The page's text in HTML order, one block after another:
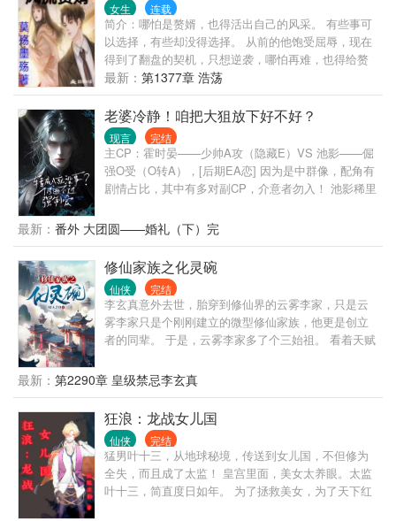
女生 连载
简介：哪怕是赘婿，也得活出自己的风采。 有些事可
以选择，有些却没得选择。 从前的他饱受屈辱，现在
得到了翻盘的契机，只想逆袭，哪怕再难，也得给赘
婿正名，来人间一趟，不能留有遗憾。 美人，江山，
我都要。
最新： 第1377章 浩荡
老婆冷静！咱把大狙放下好不好？
现言 完结
主CP：霍时晏——少帅A攻（隐藏E）VS 池影——倔
强O受（O转A），[后期EA恋] 因为是中群像，配角有
剧情占比，其中有多对副CP，介意者勿入！ 池影稀里
后，发现这个不友好的鬼世界，好像只针对他。 跟他
一起穿越的室友，不是alpha就是beta，凭什么他一个
大直男却是omega，他真的承受不来啊！ 不过好在，
迟来的金手指也是手指，他来个逆天改命，变成alpha
总行了吧！ 只是他没想到，这依然逃脱不了那个混蛋
的魔爪。 某腹黑的军团少帅，勾唇无情嘲笑：“宝贝，
有件事忘了告诉你，我是Enigma，你现在可是我的专
属omega了，我说过你逃不掉的！” “是吗？”池影拿大
霍少帅：“夫人冷静点，我要是死了，你可成鳏夫了！”
池影：“无所谓，再找一个。” ”霍少帅：“你敢！” 但是
事实证明，霍少帅的确拿他没办法，只能将他宠到骨
子里，他在想这样的话，这家伙就不会离开他了吧？
最新： 番外 大团圆——婚礼（下）完
修仙家族之化灵碗
仙侠 完结
李玄真意外去世，胎穿到修仙界的云雾李家，只是云
雾李家只是个刚刚建立的微型修仙家族，他更是创立
者的同辈。 于是，云雾李家多了个三始祖。 看着天赋
姐，最后再感受着资质普通的自己，李玄真心累啊。
幸好穿越者配备着金手指的，他发现跟着自己穿越而
来的祖传的玉碗竟然是个宝贝，可以炼化灵物中的灵
气为灵液。 服用灵液修炼速度超快，还没有丹毒，比
丹药强多了。 凭借着化灵碗，李玄真到处搜刮灵物，
赚取灵石，最终走出了一条磕灵物修仙道路。
最新： 第2290章 皇级禁忌李玄真
狂浪：龙战女儿国
仙侠 完结
猛男叶十三，从地球秘境，传送到女儿国，不但修为
全失，而且成了太监！ 皇宫里面，美女太养眼。太监
叶十三，简直度日如年。 为了拯救美女，为了天下红